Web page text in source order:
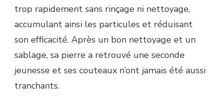
trop rapidement sans rinçage ni nettoyage,
accumulant ainsi les particules et réduisant
son efficacité. Après un bon nettoyage et un
sablage, sa pierre a retrouvé une seconde
jeunesse et ses couteaux n’ont jamais été aussi
tranchants.